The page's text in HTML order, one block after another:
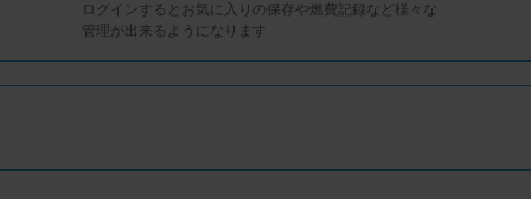
ログインするとお気に入りの保存や燃費記録など様々な
管理が出来るようになります